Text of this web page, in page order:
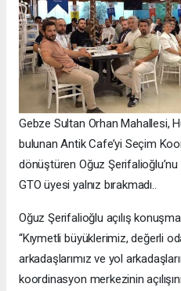
Gebze Sultan Orhan Mahallesi,
bulunan Antik Cafe’yi Seçim
dönüştüren Oğuz
GTO üyesi yalnız bırakmadı..
Oğuz Şerifalioğlu açılış
“Kıymetli büyüklerimiz, değerli
arkadaşlarımız ve yol
koordinasyon merkezinin